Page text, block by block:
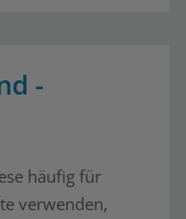
-
häufig für
verwenden,